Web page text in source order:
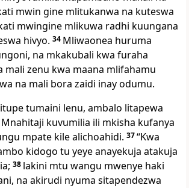
mwin gine mlitukanwa na kuteswa
mwingine mlikuwa radhi kuungana
hivyo. 34 Mliwaonea huruma
na mkakubali kwa furaha
mali zenu kwa maana mlifahamu
na mali bora zaidi inay odumu.
tumaini lenu, ambalo litapewa
Mnahitaji kuvumilia ili mkisha kufanya
mpate kile alichoahidi. 37“Kwa
kidogo tu yeye anayekuja atakuja
38 lakini mtu wangu mwenye haki
na akirudi nyuma sitapendezwa